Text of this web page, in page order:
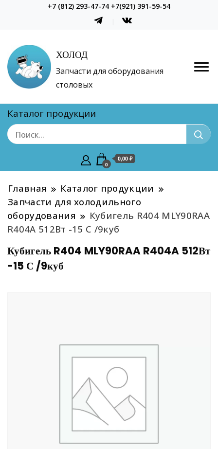
+7 (812) 293-47-74 +7(921) 391-59-54
ХОЛОД
Запчасти для оборудования
столовых
Каталог продукции
0
0,00 ₽
Главная
Каталог продукции
Запчасти для холодильного
оборудования
Кубигель R404 MLY90RAA
R404A 512Вт -15 С /9куб
Кубигель R404 MLY90RAA R404A 512Вт
-15 С /9куб